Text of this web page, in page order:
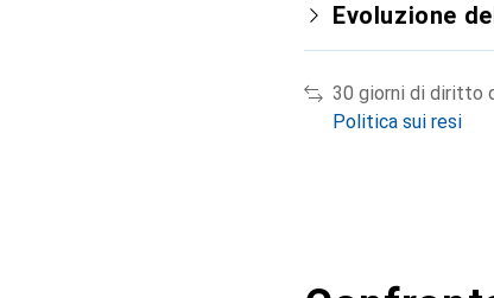
Evoluzione
30 giorni di diritto
Politica sui resi